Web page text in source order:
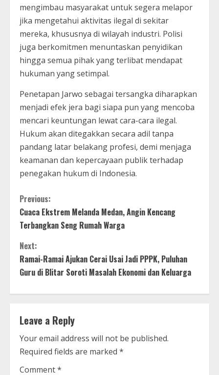
mengimbau masyarakat untuk segera melapor
jika mengetahui aktivitas ilegal di sekitar
mereka, khususnya di wilayah industri. Polisi
juga berkomitmen menuntaskan penyidikan
hingga semua pihak yang terlibat mendapat
hukuman yang setimpal.
Penetapan Jarwo sebagai tersangka diharapkan
menjadi efek jera bagi siapa pun yang mencoba
mencari keuntungan lewat cara-cara ilegal.
Hukum akan ditegakkan secara adil tanpa
pandang latar belakang profesi, demi menjaga
keamanan dan kepercayaan publik terhadap
penegakan hukum di Indonesia.
C
o
n
t
u
e
R
Previous:
Cuaca Ekstrem Melanda Medan, Angin Kencang
Terbangkan Seng Rumah Warga
Next:
Ramai-Ramai Ajukan Cerai Usai Jadi PPPK, Puluhan
Guru di Blitar Soroti Masalah Ekonomi dan Keluarga
Leave a Reply
Your email address will not be published.
Required fields are marked *
Comment*